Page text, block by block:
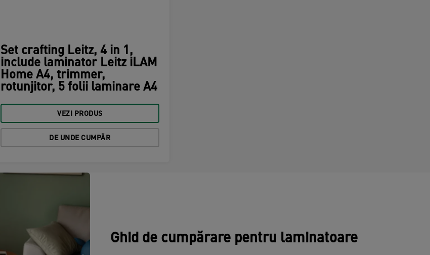
Set crafting Leitz, 4 in 1,
include laminator Leitz iLAM
Home A4, trimmer,
rotunjitor, 5 folii laminare A4
VEZI PRODUS
DE UNDE CUMPĂR
Ghid de cumpărare pentru laminatoare